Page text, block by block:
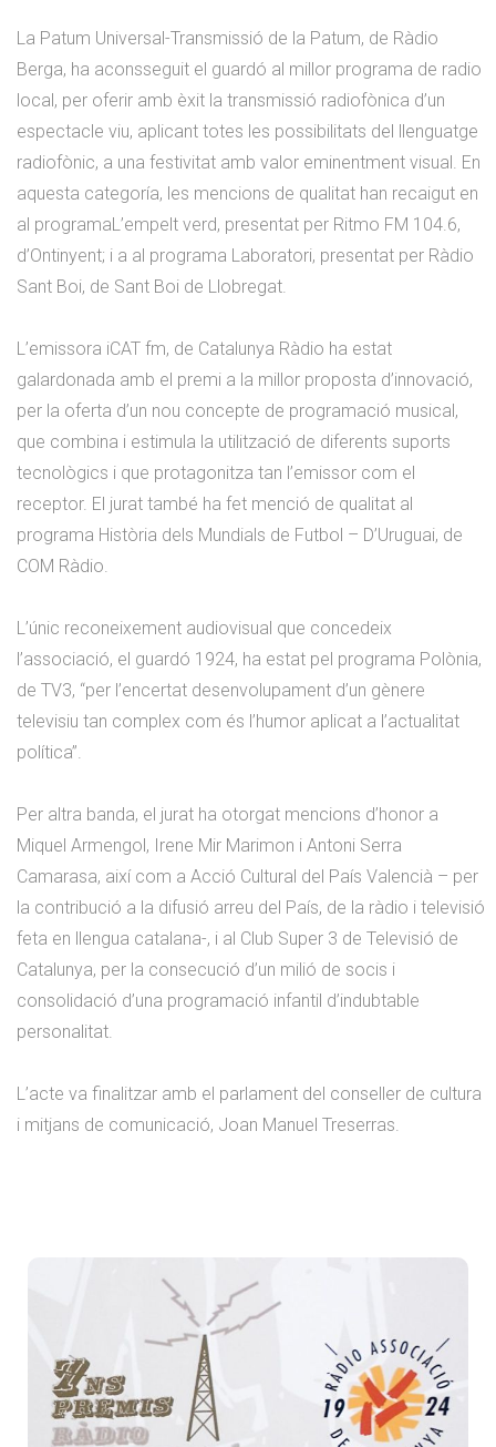
La Patum Universal-Transmissió de la Patum, de Ràdio
Berga, ha aconsseguit el guardó al millor programa de radio
local, per oferir amb èxit la transmissió radiofònica d’un
espectacle viu, aplicant totes les possibilitats del llenguatge
radiofònic, a una festivitat amb valor eminentment visual. En
aquesta categoría, les mencions de qualitat han recaigut en
al programaL’empelt verd, presentat per Ritmo FM 104.6,
d’Ontinyent; i a al programa Laboratori, presentat per Ràdio
Sant Boi, de Sant Boi de Llobregat.
L’emissora iCAT fm, de Catalunya Ràdio ha estat
galardonada amb el premi a la millor proposta d’innovació,
per la oferta d’un nou concepte de programació musical,
que combina i estimula la utilització de diferents suports
tecnològics i que protagonitza tan l’emissor com el
receptor. El jurat també ha fet menció de qualitat al
programa Història dels Mundials de Futbol – D’Uruguai, de
COM Ràdio.
L’únic reconeixement audiovisual que concedeix
l’associació, el guardó 1924, ha estat pel programa Polònia,
de TV3, “per l’encertat desenvolupament d’un gènere
televisiu tan complex com és l’humor aplicat a l’actualitat
política”.
Per altra banda, el jurat ha otorgat mencions d’honor a
Miquel Armengol, Irene Mir Marimon i Antoni Serra
Camarasa, així com a Acció Cultural del País Valencià – per
la contribució a la difusió arreu del País, de la ràdio i televisió
feta en llengua catalana-, i al Club Super 3 de Televisió de
Catalunya, per la consecució d’un milió de socis i
consolidació d’una programació infantil d’indubtable
personalitat.
L’acte va finalitzar amb el parlament del conseller de cultura
i mitjans de comunicació, Joan Manuel Treserras.